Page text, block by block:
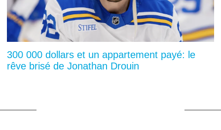
300 000 dollars et un appartement payé: le
rêve brisé de Jonathan Drouin